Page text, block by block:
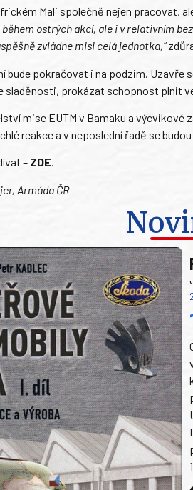
Mali společně nejen pracovat,
ostrých akcí, ale i v relativním
zvládne misi celá jednotka,“
bude pokračovat i na podzim.
prokázat schopnost plnit
mise EUTM v Bamaku a
reakce a v neposlední řadě se
– ZDE.
Armáda ČR